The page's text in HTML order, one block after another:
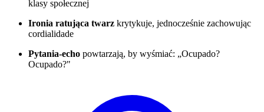
klasy społecznej
Ironia ratująca twarz krytykuje, jednocześnie zachowując
cordialidade
Pytania-echo powtarzają, by wyśmiać: „Ocupado?
Ocupado?"